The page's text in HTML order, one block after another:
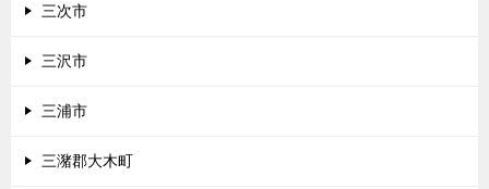
三次市
三沢市
三浦市
三潴郡大木町